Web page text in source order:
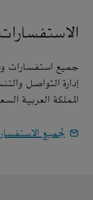
جميع استفسارات
إدارة التواصل
المملكة العربية
لجميع